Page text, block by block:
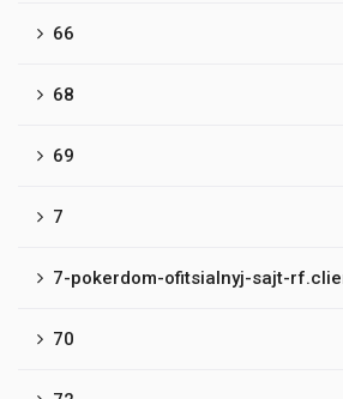
66
68
69
7
7-pokerdom-ofitsialnyj-sajt-
70